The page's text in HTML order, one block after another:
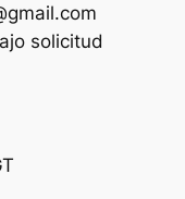
solicitud